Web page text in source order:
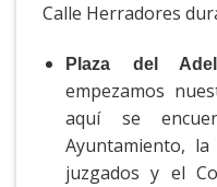
Calle Herradores
Plaza del
empezamos
aquí se
Ayuntamiento,
juzgados y el